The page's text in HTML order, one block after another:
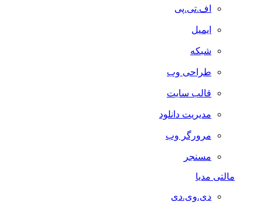
اف.تی.پی
ایمیل
شبکه
طراحی وب
قالب سایت
مدیریت دانلود
مرورگر وب
مسنجر
مالتی مدیا
دی.وی.دی